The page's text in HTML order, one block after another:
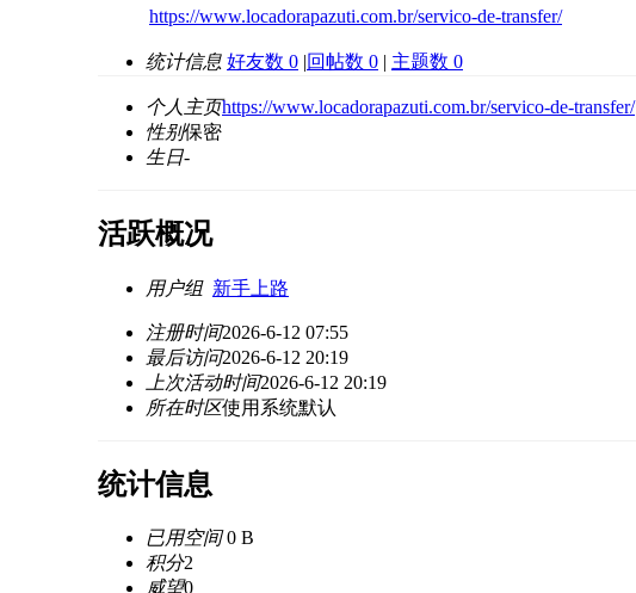
https://www.locadorapazuti.com.br/servico-de-transfer/
统计信息 好友数 0 |回帖数 0 | 主题数 0
个人主页https://www.locadorapazuti.com.br/servico-de-transfer/
性别保密
生日-
活跃概况
用户组 新手上路
注册时间2026-6-12 07:55
最后访问2026-6-12 20:19
上次活动时间2026-6-12 20:19
所在时区使用系统默认
统计信息
已用空间0 B
积分2
威望0